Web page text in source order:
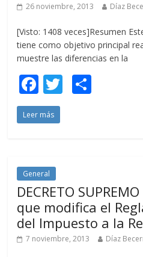
26 noviembre, 2013 Díaz
[Visto: 1408 veces]Resumen
tiene como objetivo principal
muestre las diferencias en la
F
ac
e
o
o
k
T
r
Leer más
General
DECRETO
que modifica el
del Impuesto a la
7 noviembre, 2013 Díaz